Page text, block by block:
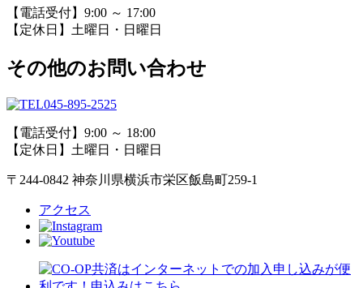
【電話受付】9:00 ～ 17:00
【定休日】土曜日・日曜日
その他のお問い合わせ
045-895-2525
【電話受付】9:00 ～ 18:00
【定休日】土曜日・日曜日
〒244-0842 神奈川県横浜市栄区飯島町259-1
アクセス